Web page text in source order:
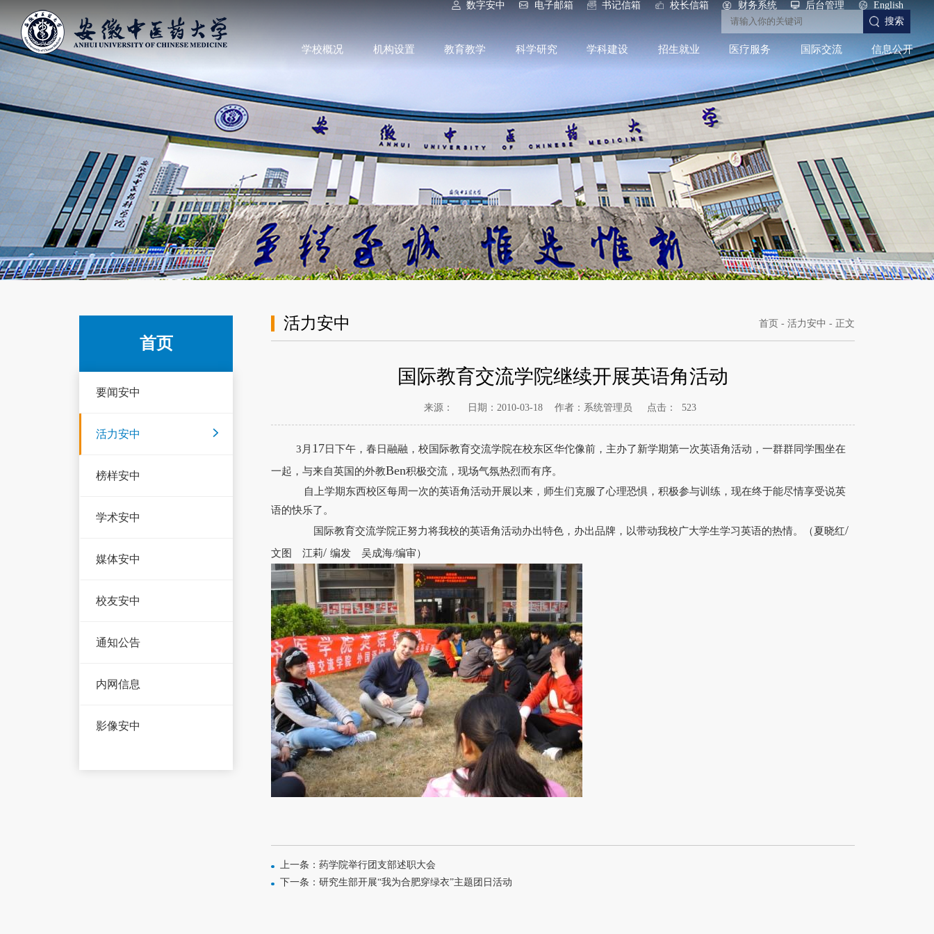
数字安中 电子邮箱 书记信箱 校长信箱 财务系统 后台管理
English
搜索
学校概况 机构设置 教育教学 科学研究 学科建设 招生就业 医疗服务 国际交流 信息公开
首页
要闻安中
活力安中
榜样安中
学术安中
媒体安中
校友安中
通知公告
内网信息
影像安中
活力安中 首页- 活力安中 - 正文
国际教育交流学院继续开展英语角活动
来源： 日期：2010-03-18 作者：系统管理员 点击： 523
3 月 17日下午，春日融融，校国际教育交流学院在校东区华佗像前，主办了新学期第一次英语角活动，一群群同学围坐在
一起，与来自英国的外教Ben积极交流，现场气氛热烈而有序。
自上学期东西校区每周一次的英语角活动开展以来，师生们克服了心理恐惧，积极参与训练，现在终于能尽情享受说英
语的快乐了。
国际教育交流学院正努力将我校的英语角活动办出特色，办出品牌，以带动我校广大学生学习英语的热情。
（夏晓红/
文图 江莉/编发 吴成海/编审）
上一条：药学院举行团支部述职大会
下一条：研究生部开展“我为合肥穿绿衣”主题团日活动